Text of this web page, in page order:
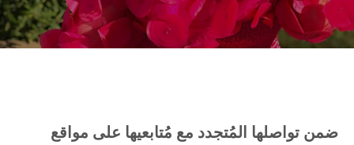
ضمن تواصلها المُتجدد مع مُتابعيها على مواقع